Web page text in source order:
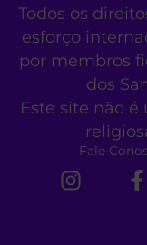
Todos os
esforço
por membros
dos
Este site não
Fale